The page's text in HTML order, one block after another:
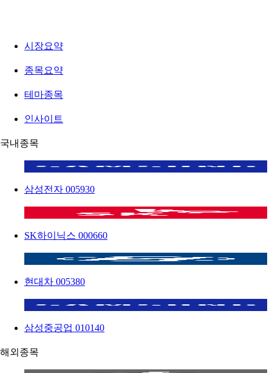
시장요약
종목요약
테마종목
인사이트
국내종목
삼성전자 005930
SK하이닉스 000660
현대차 005380
삼성중공업 010140
해외종목